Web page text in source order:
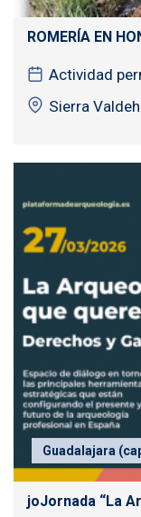
ROMERÍA EN
Actividad
Sierra
Guadalajara
joJornada “La